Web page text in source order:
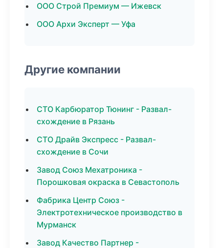
ООО Строй Премиум — Ижевск
ООО Архи Эксперт — Уфа
Другие компании
СТО Карбюратор Тюнинг - Развал-
схождение в Рязань
СТО Драйв Экспресс - Развал-
схождение в Сочи
Завод Союз Мехатроника -
Порошковая окраска в Севастополь
Фабрика Центр Союз -
Электротехническое производство в
Мурманск
Завод Качество Партнер -